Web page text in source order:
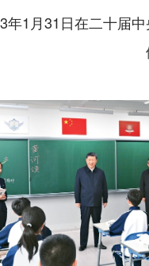
年1月31日在二十届